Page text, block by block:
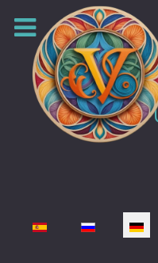
Sprache auswählen